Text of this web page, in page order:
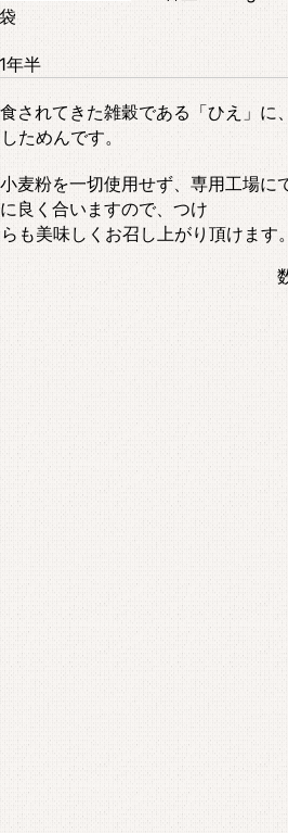
年半
されてきた雑穀である「ひえ」に
ためんです。
麦粉を一切使用せず、専用工場に
良く合いますので、つけ
も美味しくお召し上がり頂けます。